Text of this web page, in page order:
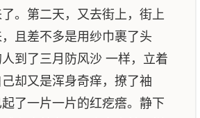
。第二天，又去街上，街上
且差不多是用纱巾裹了头
到了三月防风沙 一样，立着
却又是浑身奇痒，撩了袖
了一片一片的红疙瘩。静下